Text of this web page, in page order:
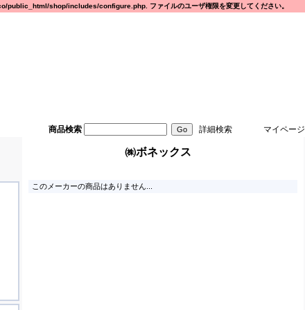
shop/includes/configure.php. ファイルのユーザ権限を変更してください。
商品検索 詳細検索 マイページ
㈱ボネックス
このメーカーの商品はありません...